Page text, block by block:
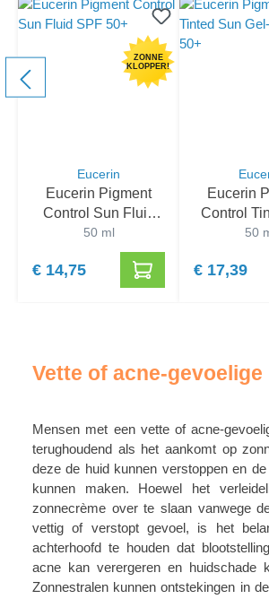
ZONNE
KLOPPER!
Eucerin
Eucerin Pigment
Control Sun Fluid
SPF 50+
50 ml
€ 14,75
Eucerin
Control
Gel-Crème
50
€ 17,39
Vette of acne-gevoelige
Mensen met een vette of acne-
terughoudend als het aankomt op
deze de huid kunnen verstoppen en
kunnen maken. Hoewel het
zonnecrème over te slaan vanwege
vettig of verstopt gevoel, is het
achterhoofd te houden dat
acne kan verergeren en huidschade
Zonnestralen kunnen ontstekingen in